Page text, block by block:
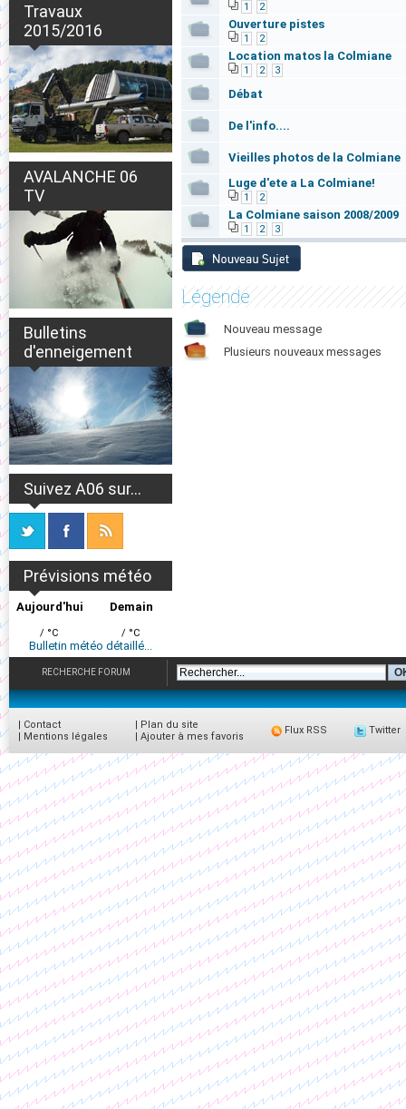
Travaux
2015/2016
AVALANCHE 06
TV
Bulletins
d'enneigement
Suivez A06 sur...
Prévisions météo
Aujourd'hui
/ °C
Demain
/ °C
Bulletin météo détaillé...
1 2
Ouverture pistes
1 2
Location matos la Colmiane
1 2 3
Débat
De l'info....
Vieilles photos de la Colmiane
Luge d'ete a La Colmiane!
1 2
La Colmiane saison 2008/2009
1 2 3
Légende
Nouveau message
Plusieurs nouveaux messages
RECHERCHE FORUM
| Contact
| Mentions légales
| Plan du site
| Ajouter à mes favoris
Flux RSS Twitter